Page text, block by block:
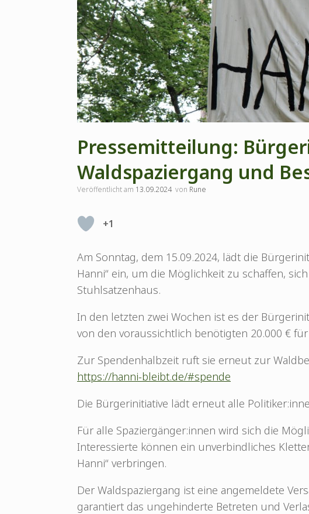
Pressemitteilung:
Waldspaziergang und
Veröffentlicht am 13.09.2024 von Rune
+1
Am Sonntag, dem 15.09.2024, lädt die
Hanni“ ein, um die Möglichkeit zu schaffen,
Stuhlsatzenhaus.
In den letzten zwei Wochen ist es der
von den voraussichtlich benötigten 20.000 €
Zur Spendenhalbzeit ruft sie erneut zur
https://hanni-bleibt.de/#spende
Die Bürgerinitiative lädt erneut alle
Für alle Spaziergänger:innen wird sich die
Interessierte können ein unverbindliches
Hanni“ verbringen.
Der Waldspaziergang ist eine angemeldete
garantiert das ungehinderte Betreten und